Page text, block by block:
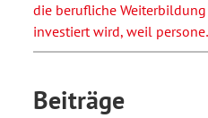
die berufliche
investiert wird, weil
Beiträge